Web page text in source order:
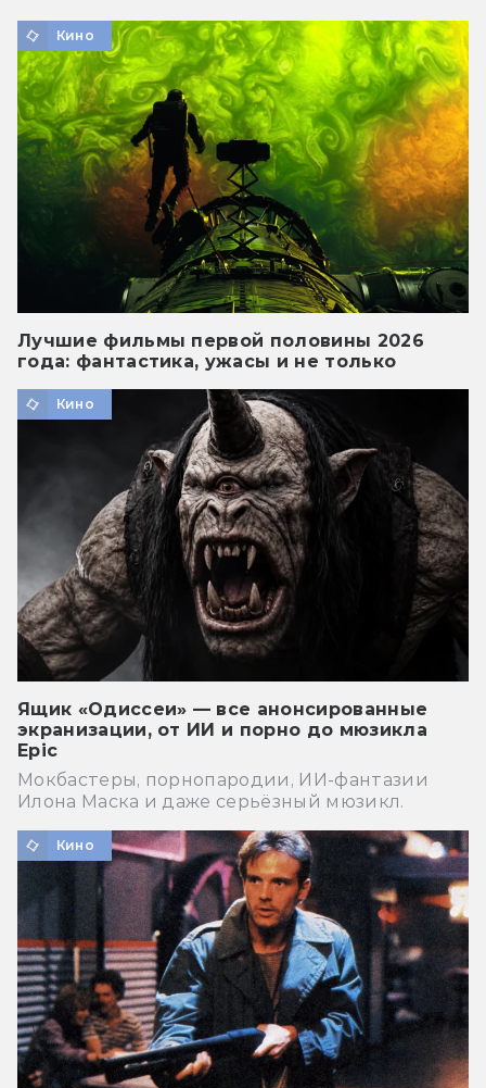
Кино
Лучшие фильмы первой половины 2026
года: фантастика, ужасы и не только
Кино
Ящик «Одиссеи» — все анонсированные
экранизации, от ИИ и порно до мюзикла
Epic
Мокбастеры, порнопародии, ИИ-фантазии
Илона Маска и даже серьёзный мюзикл.
Кино